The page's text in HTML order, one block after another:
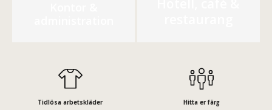
Tidlösa arbetskläder Hitta er färg